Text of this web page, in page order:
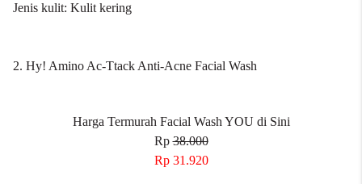
Jenis kulit: Kulit kering
2. Hy! Amino Ac-Ttack Anti-Acne Facial Wash
Harga Termurah Facial Wash YOU di Sini
Rp38.000
Rp 31.920